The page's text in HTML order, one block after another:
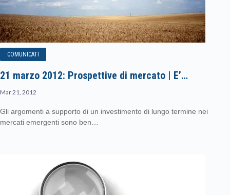
COMUNICATI
21 marzo 2012: Prospettive di mercato | E’…
Mar 21, 2012
Gli argomenti a supporto di un investimento di lungo termine nei
mercati emergenti sono ben…